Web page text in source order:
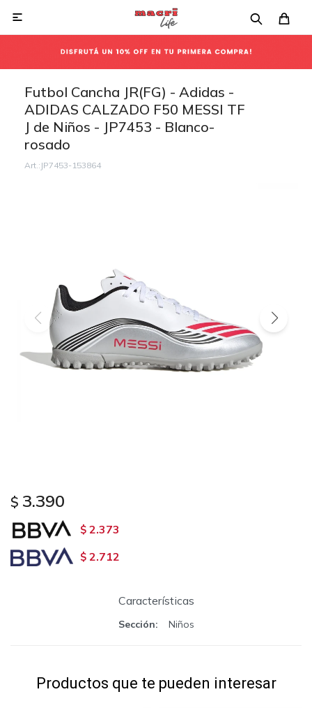

Futbol Cancha JR(FG) - Adidas -
ADIDAS CALZADO F50 MESSI TF
J de Niños - JP7453 - Blanco-
rosado
JP7453-153864
$ 3.390
$ 2.373
$ 2.712
Características
Sección Niños
Productos que te pueden interesar